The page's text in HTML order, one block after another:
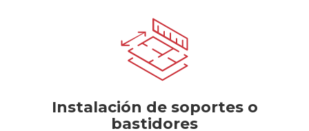
Instalación de soportes o
bastidores